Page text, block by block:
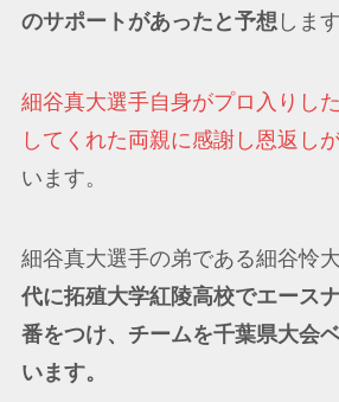
のサポートがあったと予想します
細谷真大選手自身がプロ入りし
してくれた両親に感謝し恩返し
います。
細谷真大選手の弟である細谷怜大
代に拓殖大学紅陵高校でエース
番をつけ、チームを千葉県大会
います。